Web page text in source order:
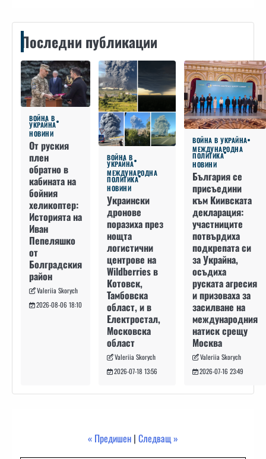
Последни публикации
ВОЙНА В
УКРАЙНА
НОВИНИ
От руския
плен
обратно в
кабината на
бойния
хеликоптер:
Историята на
Иван
Пепеляшко
от
Болградския
район
Valeriia Skorych
2026-08-06 18:10
ВОЙНА В
УКРАЙНА
МЕЖДУНАРОДНА
ПОЛИТИКА
НОВИНИ
Украински
дронове
поразиха през
нощта
логистични
центрове на
Wildberries в
Котовск,
Тамбовска
област, и в
Електростал,
Московска
област
Valeriia Skorych
2026-07-18 13:56
ВОЙНА В УКРАЙНА
МЕЖДУНАРОДНА
ПОЛИТИКА
НОВИНИ
България се
присъедини
към Киивската
декларация:
участниците
потвърдиха
подкрепата си
за Украйна,
осъдиха
руската агресия
и призоваха за
засилване на
международния
натиск срещу
Москва
Valeriia Skorych
2026-07-16 23:49
« Предишен | Следващ »